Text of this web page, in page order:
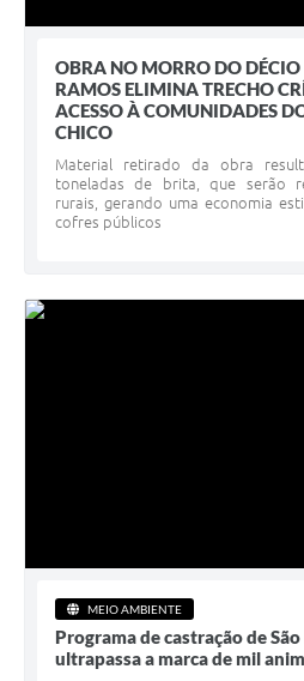
OBRA NO MORRO DO DÉCIO
RAMOS ELIMINA TRECHO
ACESSO À COMUNIDADES
CHICO
Material retirado da obra
toneladas de brita, que serão
rurais, gerando uma economia
cofres públicos
MEIO AMBIENTE
Programa de castração de
ultrapassa a marca de mil